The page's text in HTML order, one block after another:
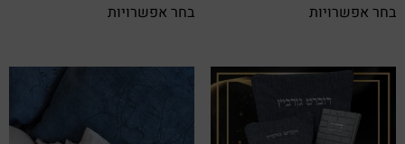
בחר אפשרויות בחר אפשרויות